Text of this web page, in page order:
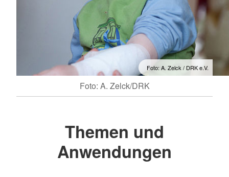
Foto: A. Zelck / DRK e.V.
Foto: A. Zelck/DRK
Themen und
Anwendungen